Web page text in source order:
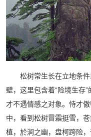
松树常生长在立地条件
壁，这里包含着“险境生存
才不遇情感之对象。恃才
中，看到松树冒霜挺雪，
植，於涧之幽，盘柯跨险